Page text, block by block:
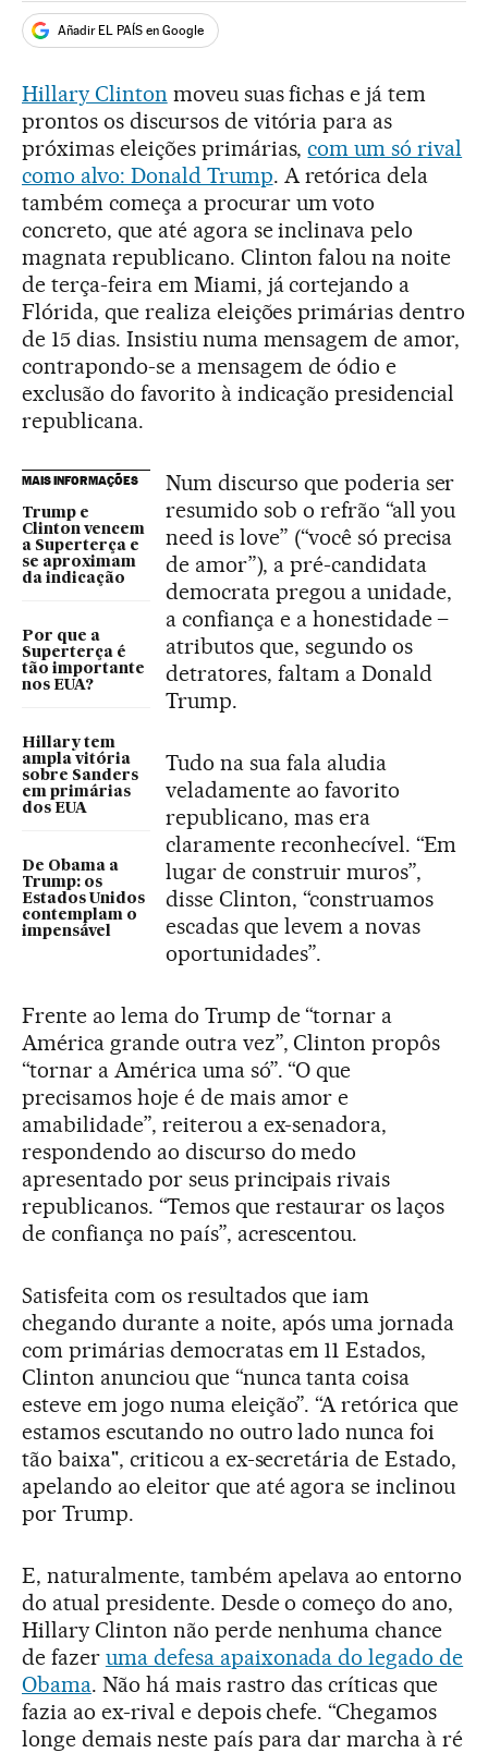
Añadir EL PAÍS en Google
Hillary Clinton moveu suas fichas e já tem
prontos os discursos de vitória para as
próximas eleições primárias,com um só rival
como alvo: Donald Trump. A retórica dela
também começa a procurar um voto
concreto, que até agora se inclinava pelo
magnata republicano. Clinton falou na noite
de terça-feira em Miami, já cortejando a
Flórida, que realiza eleições primárias dentro
de 15 dias. Insistiu numa mensagem de amor,
contrapondo-se a mensagem de ódio e
exclusão do favorito à indicação presidencial
republicana.
MAIS INFORMAÇÕES
Trump e
Clinton vencem
a Superterça e
se aproximam
da indicação
Por que a
Superterça é
tão importante
nos EUA?
Hillary tem
ampla vitória
sobre Sanders
em primárias
dos EUA
De Obama a
Trump: os
Estados Unidos
contemplam o
impensável
Num discurso que poderia ser
resumido sob o refrão “all you
need is love” (“você só precisa
de amor”), a pré-candidata
democrata pregou a unidade,
a confiança e a honestidade –
atributos que, segundo os
detratores, faltam a Donald
Trump.
Tudo na sua fala aludia
veladamente ao favorito
republicano, mas era
claramente reconhecível. “Em
lugar de construir muros”,
disse Clinton, “construamos
escadas que levem a novas
oportunidades”.
Frente ao lema do Trump de “tornar a
América grande outra vez”, Clinton propôs
“tornar a América uma só”. “O que
precisamos hoje é de mais amor e
amabilidade”, reiterou a ex-senadora,
respondendo ao discurso do medo
apresentado por seus principais rivais
republicanos. “Temos que restaurar os laços
de confiança no país”, acrescentou.
Satisfeita com os resultados que iam
chegando durante a noite, após uma jornada
com primárias democratas em 11 Estados,
Clinton anunciou que “nunca tanta coisa
esteve em jogo numa eleição”. “A retórica que
estamos escutando no outro lado nunca foi
tão baixa", criticou a ex-secretária de Estado,
apelando ao eleitor que até agora se inclinou
por Trump.
E, naturalmente, também apelava ao entorno
do atual presidente. Desde o começo do ano,
Hillary Clinton não perde nenhuma chance
de fazer uma defesa apaixonada do legado de
Obama. Não há mais rastro das críticas que
fazia ao ex-rival e depois chefe. “Chegamos
longe demais neste país para dar marcha à ré